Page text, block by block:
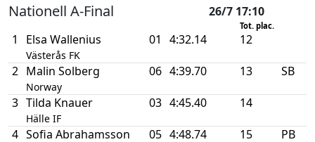
Nationell A-Final 26/7 17:10
Tot. plac.
1 Elsa Wallenius
Västerås FK
01 4:32.14 12
2 Malin Solberg
Norway
06 4:39.70 13 SB
3 Tilda Knauer
Hälle IF
03 4:45.40 14
4 Sofia Abrahamsson 05 4:48.74 15 PB